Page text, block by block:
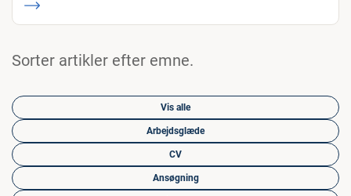
Sorter artikler efter emne.
Vis alle
Arbejdsglæde
CV
Ansøgning